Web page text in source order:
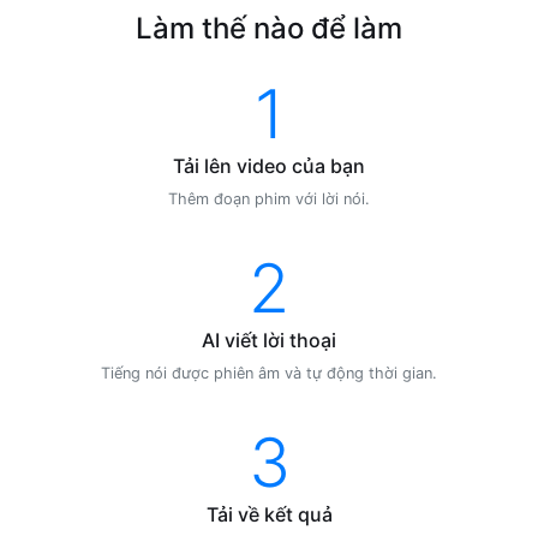
Làm thế nào để làm
1
Tải lên video của bạn
Thêm đoạn phim với lời nói.
2
AI viết lời thoại
Tiếng nói được phiên âm và tự động thời gian.
3
Tải về kết quả